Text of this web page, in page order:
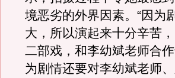
境恶劣的外界因素。“因为
大，所以演起来十分辛苦
二部戏，和李幼斌老师合
为剧情还要对李幼斌老师、